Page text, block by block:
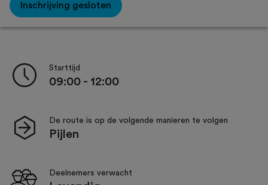
Inschrijving gesloten
Starttijd
09:00 - 12:00
De route is op de volgende manieren te volgen
Pijlen
Deelnemers verwacht